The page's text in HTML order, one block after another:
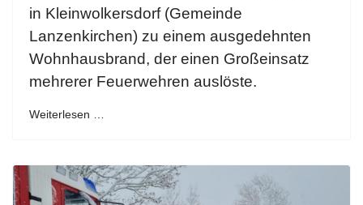
in Kleinwolkersdorf (Gemeinde
Lanzenkirchen) zu einem ausgedehnten
Wohnhausbrand, der einen Großeinsatz
mehrerer Feuerwehren auslöste.
Weiterlesen …